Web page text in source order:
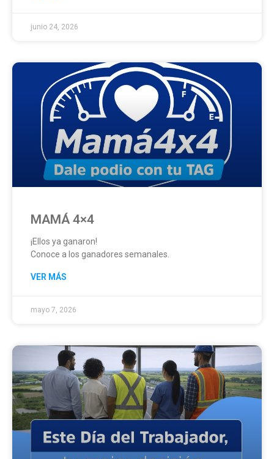
junio 24, 2026
MAMÁ 4×4
¡Ellos ya ganaron!
Conoce a los ganadores semanales.
VER MÁS
mayo 7, 2026